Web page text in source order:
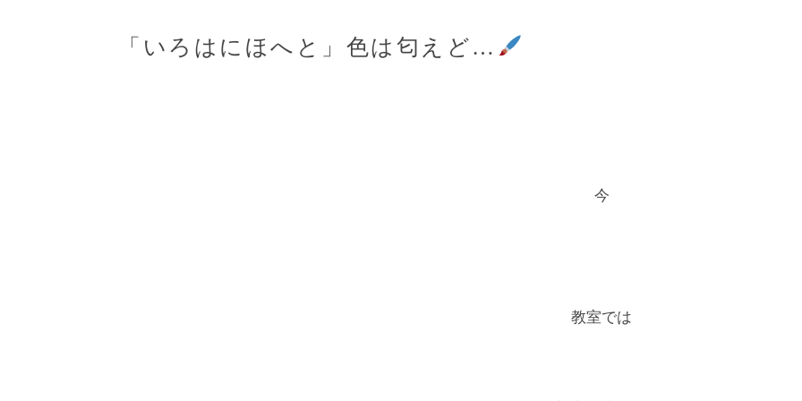
「いろはにほへと」色は匂えど…
今
教室では